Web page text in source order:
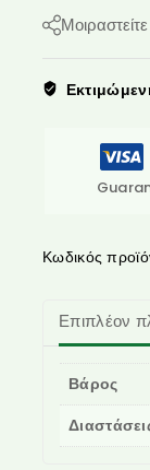
Μοιραστείτε
Κωδικός
Επιπλέον
Βάρος